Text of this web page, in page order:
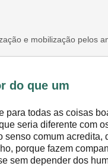
e mobilização pelos
do que um
para todas as coisas
seria diferente com
senso comum acredita,
porque fazem
sem depender dos